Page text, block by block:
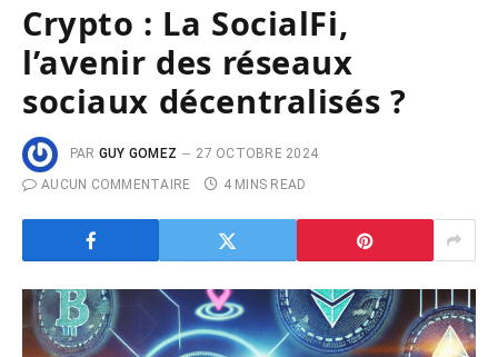
Crypto : La SocialFi,
l’avenir des réseaux
sociaux décentralisés ?
PAR GUY GOMEZ
27 OCTOBRE 2024
AUCUN COMMENTAIRE
4 MINS READ